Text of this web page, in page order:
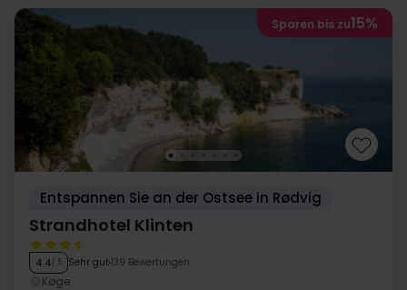
Sparen bis zu15%
Entspannen Sie an der Ostsee in Rødvig
Strandhotel Klinten
4.4/ 5 Sehr gut 139 Bewertungen
Køge